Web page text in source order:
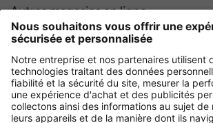
Autres magasins en ligne
France
Achetez en toute sécurité avec :